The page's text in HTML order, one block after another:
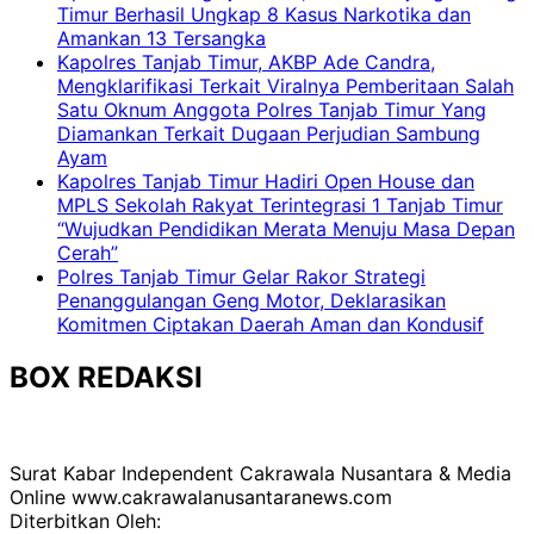
Timur Berhasil Ungkap 8 Kasus Narkotika dan
Amankan 13 Tersangka
Kapolres Tanjab Timur, AKBP Ade Candra,
Mengklarifikasi Terkait Viralnya Pemberitaan Salah
Satu Oknum Anggota Polres Tanjab Timur Yang
Diamankan Terkait Dugaan Perjudian Sambung
Ayam
Kapolres Tanjab Timur Hadiri Open House dan
MPLS Sekolah Rakyat Terintegrasi 1 Tanjab Timur
“Wujudkan Pendidikan Merata Menuju Masa Depan
Cerah”
Polres Tanjab Timur Gelar Rakor Strategi
Penanggulangan Geng Motor, Deklarasikan
Komitmen Ciptakan Daerah Aman dan Kondusif
BOX REDAKSI
Surat Kabar Independent Cakrawala Nusantara & Media
Online www.cakrawalanusantaranews.com
Diterbitkan Oleh: